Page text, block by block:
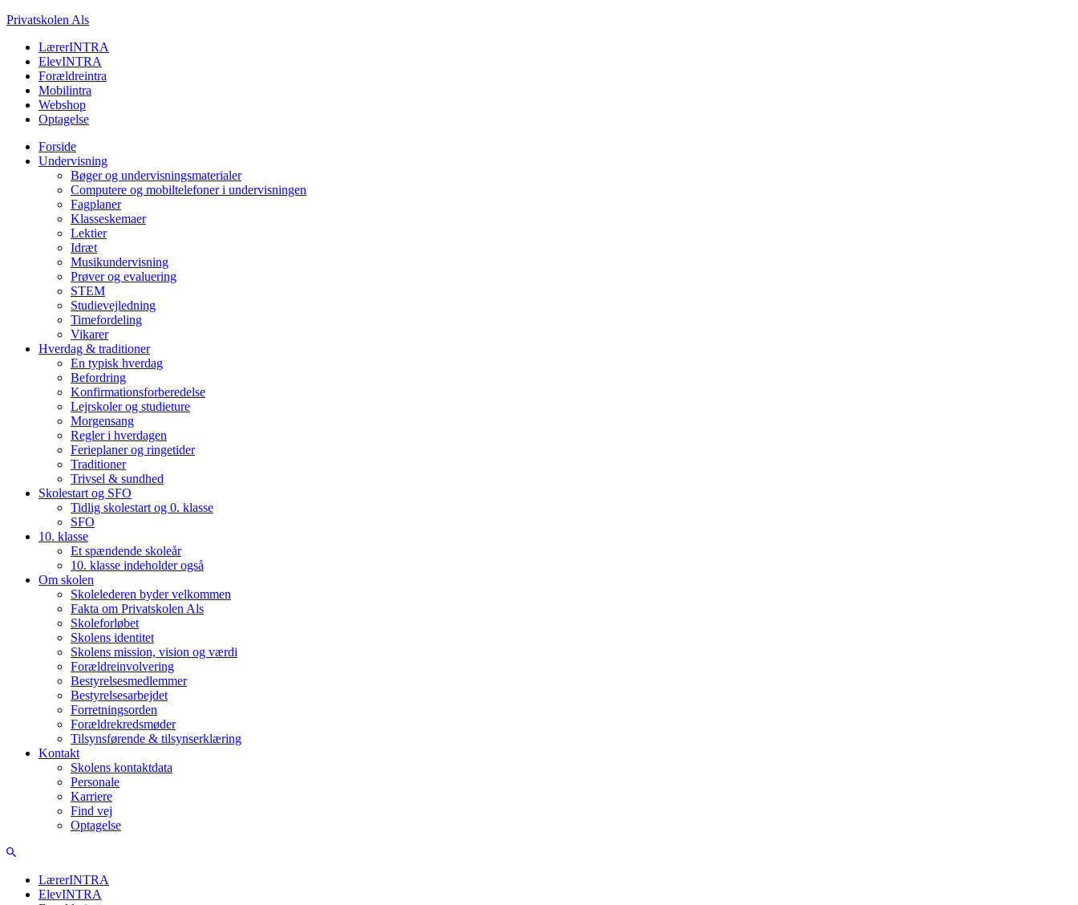
Privatskolen Als
LærerINTRA
ElevINTRA
Forældreintra
Mobilintra
Webshop
Optagelse
Forside
Undervisning
Bøger og undervisningsmaterialer
Computere og mobiltelefoner i undervisningen
Fagplaner
Klasseskemaer
Lektier
Idræt
Musikundervisning
Prøver og evaluering
STEM
Studievejledning
Timefordeling
Vikarer
Hverdag & traditioner
En typisk hverdag
Befordring
Konfirmationsforberedelse
Lejrskoler og studieture
Morgensang
Regler i hverdagen
Ferieplaner og ringetider
Traditioner
Trivsel & sundhed
Skolestart og SFO
Tidlig skolestart og 0. klasse
SFO
10. klasse
Et spændende skoleår
10. klasse indeholder også
Om skolen
Skolelederen byder velkommen
Fakta om Privatskolen Als
Skoleforløbet
Skolens identitet
Skolens mission, vision og værdi
Forældreinvolvering
Bestyrelsesmedlemmer
Bestyrelsesarbejdet
Forretningsorden
Forældrekredsmøder
Tilsynsførende & tilsynserklæring
Kontakt
Skolens kontaktdata
Personale
Karriere
Find vej
Optagelse
LærerINTRA
ElevINTRA